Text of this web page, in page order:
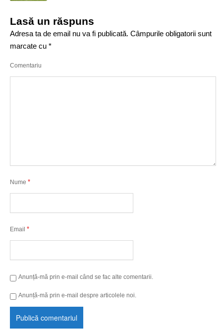
Lasă un răspuns
Adresa ta de email nu va fi publicată. Câmpurile obligatorii sunt
marcate cu *
Comentariu
Nume *
Email *
Anunță-mă prin e-mail când se fac alte comentarii.
Anunță-mă prin e-mail despre articolele noi.